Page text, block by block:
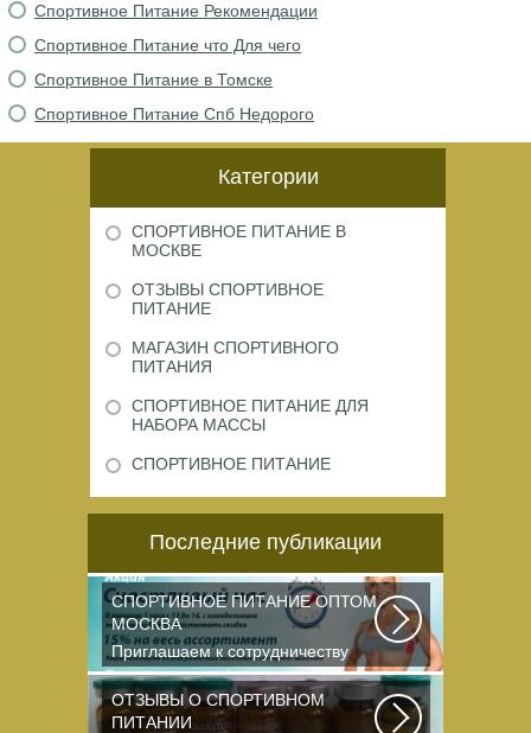
Спортивное Питание Рекомендации
Спортивное Питание что Для чего
Спортивное Питание в Томске
Спортивное Питание Спб Недорого
Категории
СПОРТИВНОЕ ПИТАНИЕ В
МОСКВЕ
ОТЗЫВЫ СПОРТИВНОЕ
ПИТАНИЕ
МАГАЗИН СПОРТИВНОГО
ПИТАНИЯ
СПОРТИВНОЕ ПИТАНИЕ ДЛЯ
НАБОРА МАССЫ
СПОРТИВНОЕ ПИТАНИЕ
Последние публикации
СПОРТИВНОЕ ПИТАНИЕ ОПТОМ
МОСКВА
Приглашаем к сотрудничеству
организации, занимающихся
продажей спортивного...
ОТЗЫВЫ О СПОРТИВНОМ
ПИТАНИИ